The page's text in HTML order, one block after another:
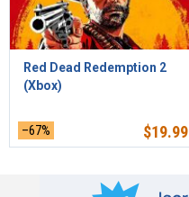
Red Dead Redemption 2
(Xbox)
–67% $19.99